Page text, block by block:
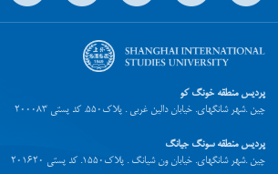
پردیس منطقه خونگ کو
چین .شهر شانگهای. خیابان دالین غربی . پلاک550. کد پستی 200083
پردیس منطقه سونگ جیانگ
چین .شهر شانگهای. خیابان ون شیانگ . پلاک1550. کد پستی 201620